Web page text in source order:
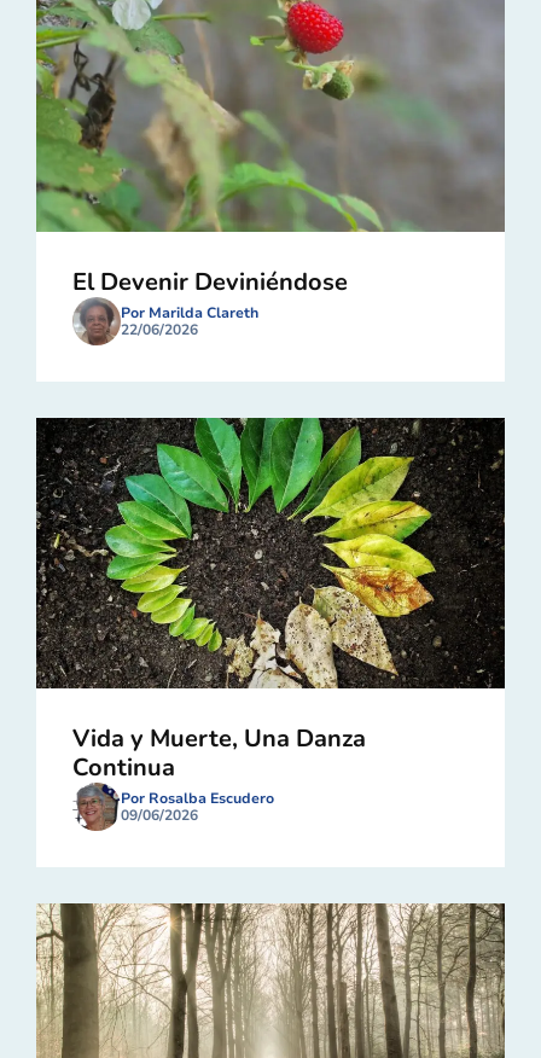
El Devenir Deviniéndose
Por Marilda Clareth
22/06/2026
Vida y Muerte, Una Danza
Continua
Por Rosalba Escudero
09/06/2026